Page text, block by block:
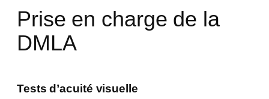
Prise en charge de la
DMLA
Tests d’acuité visuelle